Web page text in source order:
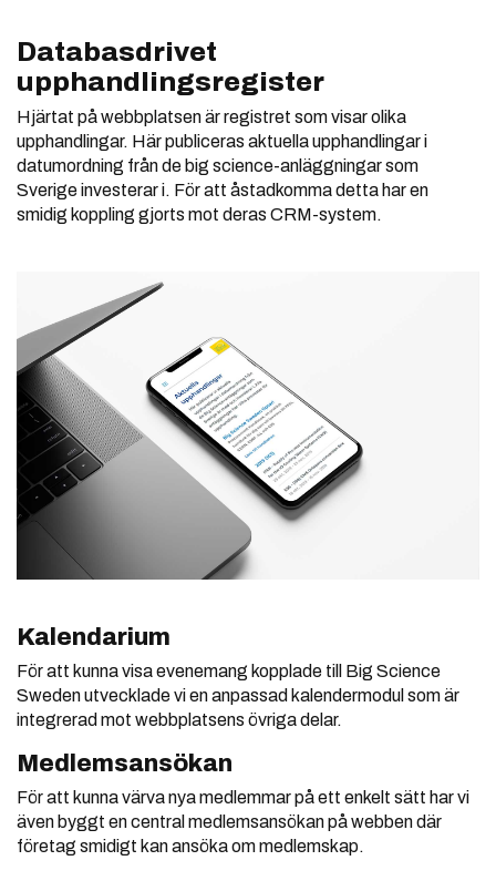
Databasdrivet
upphandlingsregister
Hjärtat på webbplatsen är registret som visar olika
upphandlingar. Här publiceras aktuella upphandlingar i
datumordning från de big science-anläggningar som
Sverige investerar i. För att åstadkomma detta har en
smidig koppling gjorts mot deras CRM-system.
Kalendarium
För att kunna visa evenemang kopplade till Big Science
Sweden utvecklade vi en anpassad kalendermodul som är
integrerad mot webbplatsens övriga delar.
Medlemsansökan
För att kunna värva nya medlemmar på ett enkelt sätt har vi
även byggt en central medlemsansökan på webben där
företag smidigt kan ansöka om medlemskap.